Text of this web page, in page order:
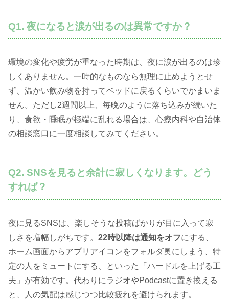
Q1. 夜になると涙が出るのは異常ですか？
環境の変化や疲労が重なった時期は、夜に涙が出るのは珍
しくありません。一時的なものなら無理に止めようとせ
ず、温かい飲み物を持ってベッドに戻るくらいでかまいま
せん。ただし2週間以上、毎晩のように落ち込みが続いた
り、食欲・睡眠が極端に乱れる場合は、心療内科や自治体
の相談窓口に一度相談してみてください。
Q2. SNSを見ると余計に寂しくなります。どう
すれば？
夜に見るSNSは、楽しそうな投稿ばかりが目に入って寂
しさを増幅しがちです。 22時以降は通知をオフにする、
ホーム画面からアプリアイコンをフォルダ奥にしまう、特
定の人をミュートにする、といった「ハードルを上げる工
夫」が有効です。代わりにラジオやPodcastに置き換える
と、人の気配は感じつつ比較疲れを避けられます。